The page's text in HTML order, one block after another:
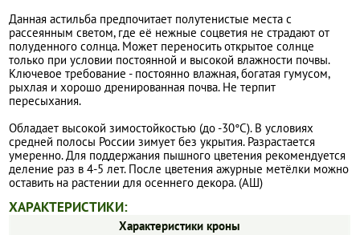
Данная астильба предпочитает полутенистые места с
рассеянным светом, где её нежные соцветия не страдают от
полуденного солнца. Может переносить открытое солнце
только при условии постоянной и высокой влажности почвы.
Ключевое требование - постоянно влажная, богатая гумусом,
рыхлая и хорошо дренированная почва. Не терпит
пересыхания.
Обладает высокой зимостойкостью (до -30°C). В условиях
средней полосы России зимует без укрытия. Разрастается
умеренно. Для поддержания пышного цветения рекомендуется
деление раз в 4-5 лет. После цветения ажурные метёлки можно
оставить на растении для осеннего декора. (АШ)
ХАРАКТЕРИСТИКИ:
Характеристики кроны